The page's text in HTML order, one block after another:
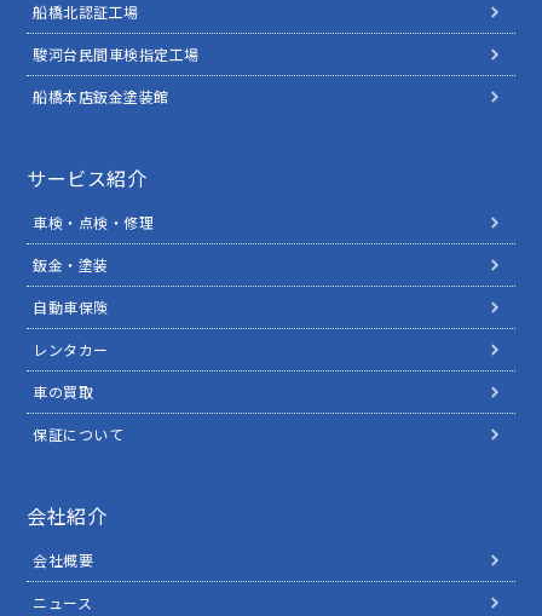
船橋北認証工場
駿河台民間車検指定工場
船橋本店鈑金塗装館
サービス紹介
車検・点検・修理
鈑金・塗装
自動車保険
レンタカー
車の買取
保証について
会社紹介
会社概要
ニュース